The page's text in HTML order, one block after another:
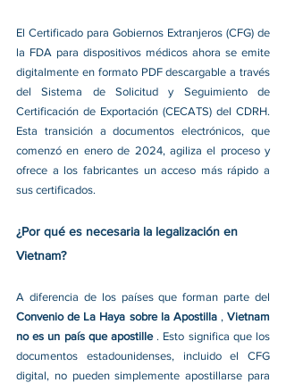
El Certificado para Gobiernos Extranjeros (CFG) de
la FDA para dispositivos médicos ahora se emite
digitalmente en formato PDF descargable a través
del Sistema de Solicitud y Seguimiento de
Certificación de Exportación (CECATS) del CDRH.
Esta transición a documentos electrónicos, que
comenzó en enero de 2024, agiliza el proceso y
ofrece a los fabricantes un acceso más rápido a
sus certificados.
¿Por qué es necesaria la legalización en
Vietnam?
Convenio de La Haya sobre la Apostilla , Vietnam
no es un país que apostille . Esto significa que los
documentos estadounidenses, incluido el CFG
digital, no pueden simplemente apostillarse para